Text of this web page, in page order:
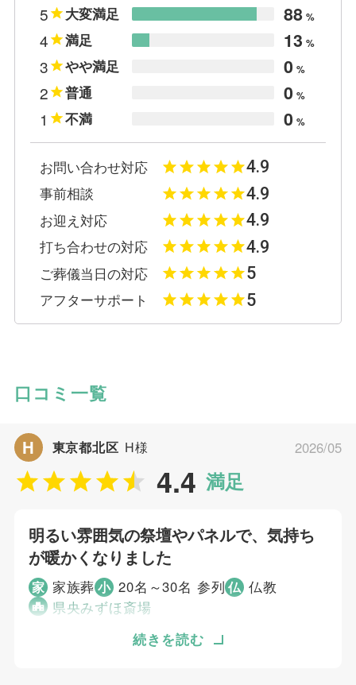
5 大変満足 88 %
4 満足 13 %
3 やや満足 0 %
2 普通 0 %
1 不満 0 %
お問い合わせ対応 4.9
事前相談 4.9
お迎え対応 4.9
打ち合わせの対応 4.9
ご葬儀当日の対応 5
アフターサポート 5
口コミ一覧
4.4 満足
H 東京都北区 H様 2026/05
明るい雰囲気の祭壇やパネルで、気持ち
が暖かくなりました
家 家族葬小 20名～30名 参列仏 仏教
県央みずほ斎場
どういう形の葬儀にするか考えていました。県
続きを読む